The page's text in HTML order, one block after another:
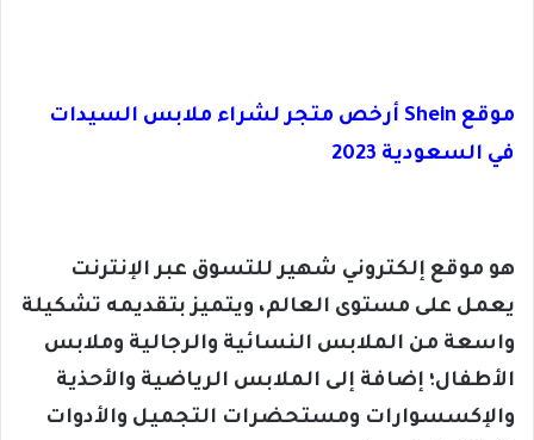
موقع Shein أرخص متجر لشراء ملابس السيدات
في السعودية 2023
هو موقع إلكتروني شهير للتسوق عبر الإنترنت
يعمل على مستوى العالم، ويتميز بتقديمه تشكيلة
واسعة من الملابس النسائية والرجالية وملابس
الأطفال؛ إضافة إلى الملابس الرياضية والأحذية
والإكسسوارات ومستحضرات التجميل والأدوات